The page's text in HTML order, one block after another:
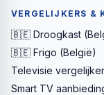
VERGELIJKERS &
🇧🇪 Droogkast
🇧🇪 Frigo (België)
Televisie
Smart TV